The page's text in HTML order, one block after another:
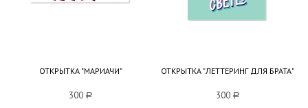
ОТКРЫТКА "МАРИАЧИ"
300 a
ОТКРЫТКА "ЛЕТТЕРИНГ ДЛЯ БРАТА"
300 a